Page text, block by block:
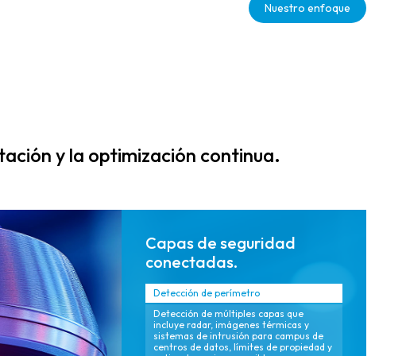
gestión y
reducen el costo
propiedad
(TCO).
redundantes y
minimizando el
(MTTR) para
Nuestro enfoque
y la optimización continua.
Capas de seguridad
conectadas.
Detección de perímetro
Detección de múltiples capas que
incluye radar, imágenes térmicas y
sistemas de intrusión para campus de
centros de datos, límites de propiedad y